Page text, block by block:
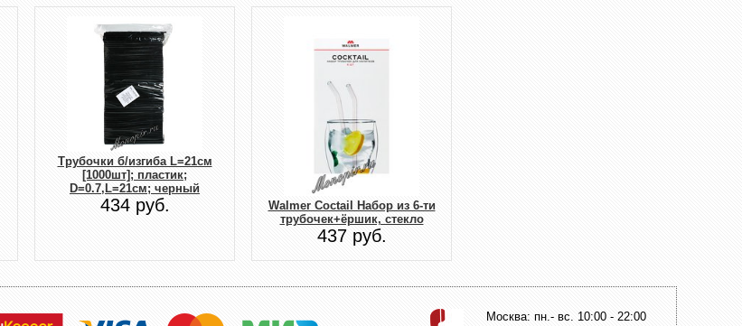
Трубочки б/изгиба L=21см
[1000шт]; пластик;
D=0.7,L=21см; черный
434 руб.
Walmer Coctail Набор из 6-ти
трубочек+ёршик, стекло
437 руб.
Москва: пн.- вс. 10:00 - 22:00